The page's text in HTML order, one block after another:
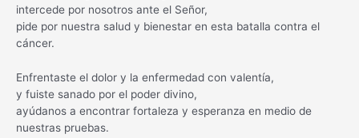
intercede por nosotros ante el Señor,
pide por nuestra salud y bienestar en esta batalla contra el
cáncer.
Enfrentaste el dolor y la enfermedad con valentía,
y fuiste sanado por el poder divino,
ayúdanos a encontrar fortaleza y esperanza en medio de
nuestras pruebas.